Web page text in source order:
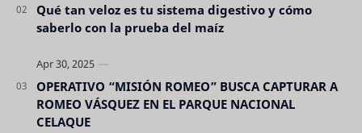
Qué tan veloz es tu sistema digestivo y cómo
saberlo con la prueba del maíz
OPERATIVO “MISIÓN ROMEO” BUSCA CAPTURAR A
ROMEO VÁSQUEZ EN EL PARQUE NACIONAL
CELAQUE